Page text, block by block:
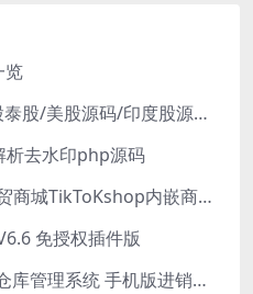
览
海外股票交易源码/港股泰股/美股源码/印度股源码/马拉西亚股票源码/国际股票配资
析去水印php源码
Java多语言跨境电商外贸商城TikToKshop内嵌商城I商家入驻I一键铺
免授权插件版
PHP进销存源码ERP多仓库管理系统 手机版进销存 php网络版进销存小程序